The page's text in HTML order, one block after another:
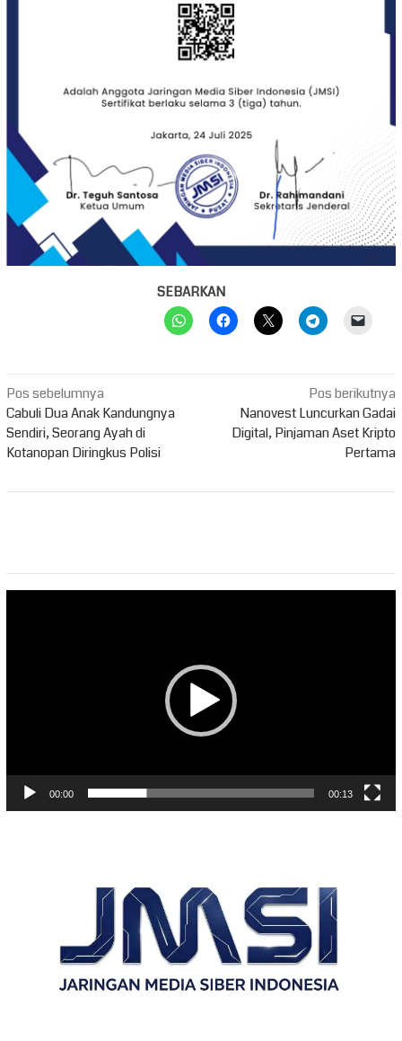
SEBARKAN
Navigasi
pos
Pos sebelumnya
Cabuli Dua Anak Kandungnya
Sendiri, Seorang Ayah di
Kotanopan Diringkus Polisi
Pos berikutnya
Nanovest Luncurkan Gadai
Digital, Pinjaman Aset Kripto
Pertama
00:00 00:13